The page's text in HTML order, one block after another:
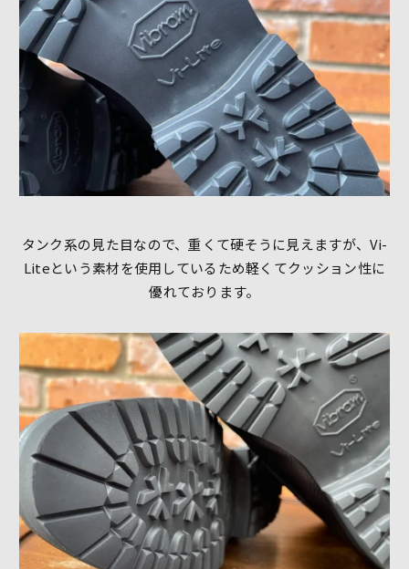
タンク系の見た目なので、重くて硬そうに見えますが、Vi-
Liteという素材を使用しているため軽くてクッション性に
優れております。